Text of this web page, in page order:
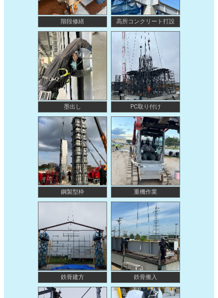
階段修繕 高所コンクリート打設
墨出し PC取り付け
鋼製型枠 重機作業
鉄骨建方 鉄骨搬入